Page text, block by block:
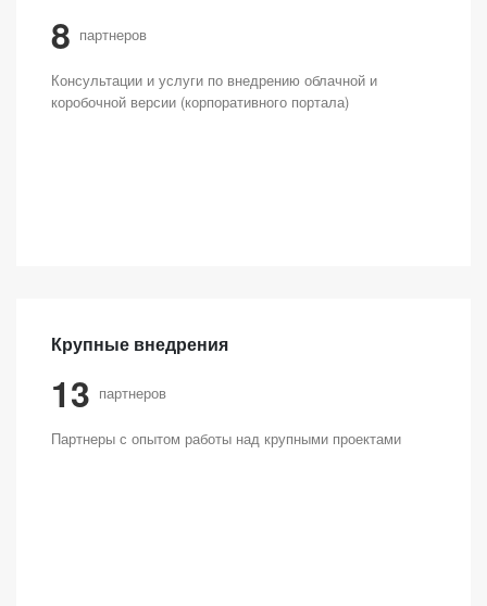
8 партнеров
Консультации и услуги по внедрению облачной и
коробочной версии (корпоративного портала)
Крупные внедрения
13 партнеров
Партнеры с опытом работы над крупными проектами